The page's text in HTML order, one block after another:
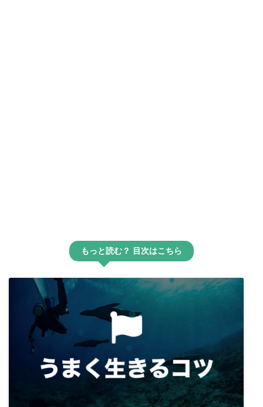
もっと読む？ 目次はこちら